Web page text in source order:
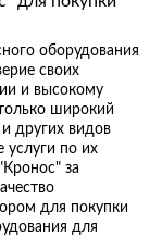
оборудования
своих
и высокому
широкий
других видов
услуги по их
за
для покупки
для